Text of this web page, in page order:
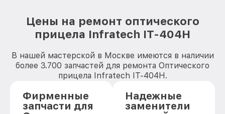
Цены на ремонт оптического
прицела Infratech IT-404H
В нашей мастерской в Москве имеются в наличии
более 3.700 запчастей для ремонта Оптического
прицела Infratech IT-404H.
Фирменные
запчасти для
Надежные
заменители